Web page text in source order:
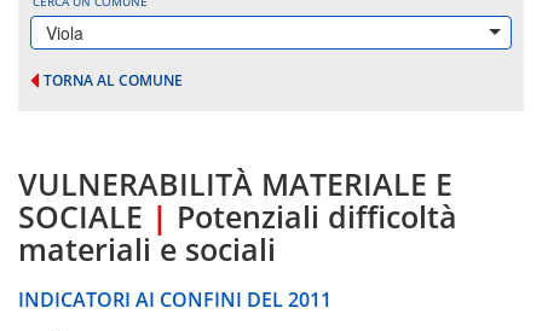
Viola
TORNA AL COMUNE
VULNERABILITÀ MATERIALE E
SOCIALE | Potenziali difficoltà
materiali e sociali
INDICATORI AI CONFINI DEL 2011